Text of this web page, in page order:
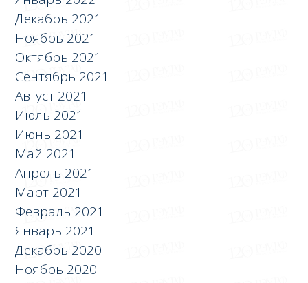
Декабрь 2021
Ноябрь 2021
Октябрь 2021
Сентябрь 2021
Август 2021
Июль 2021
Июнь 2021
Май 2021
Апрель 2021
Март 2021
Февраль 2021
Январь 2021
Декабрь 2020
Ноябрь 2020